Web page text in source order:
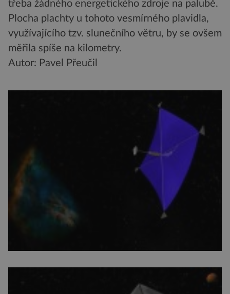
třeba žádného energetického zdroje na palubě.
Plocha plachty u tohoto vesmírného plavidla,
využívajícího tzv. slunečního větru, by se ovšem
měřila spíše na kilometry.
Autor: Pavel Přeučil